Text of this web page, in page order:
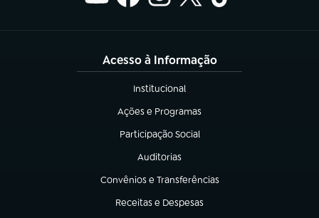
Acesso à Informação
Institucional
(abre em nova aba)
Ações e Programas
(abre em nova aba)
Participação Social
(abre em nova aba)
Auditorias
(abre em nova aba)
Convênios e Transferências
(abre em nova aba)
Receitas e Despesas
(abre em nova aba)